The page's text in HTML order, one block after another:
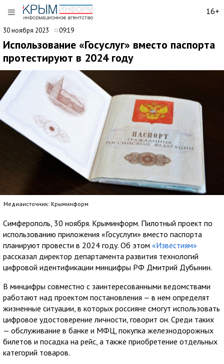
16+
30 ноября 2023 09:19
Использование «Госуслуг» вместо паспорта
протестируют в 2024 году
Медиаисточник: Крыминформ
Симферополь, 30 ноября. Крыминформ. Пилотный проект по
использованию приложения «Госуслуги» вместо паспорта
планируют провести в 2024 году. Об этом «Известиям»
рассказал директор департамента развития технологий
цифровой идентификации минцифры РФ Дмитрий Дубынин.
В минцифры совместно с заинтересованными ведомствами
работают над проектом постановления — в нем определят
жизненные ситуации, в которых россияне смогут использовать
цифровое удостоверение личности, говорит он. Среди таких
— обслуживание в банке и МФЦ, покупка железнодорожных
билетов и посадка на рейс, а также приобретение отдельных
категорий товаров.